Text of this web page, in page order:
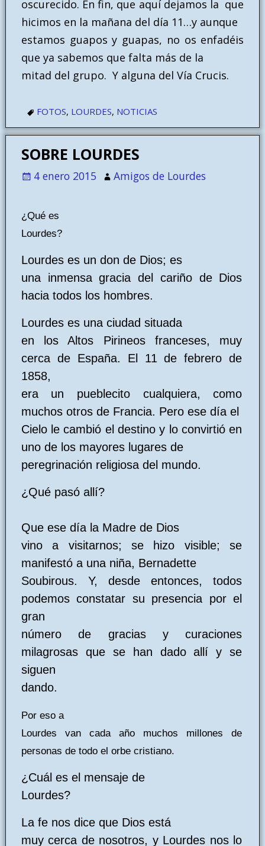
oscurecido. En fin, que aquí dejamos la que
hicimos en la mañana del día 11…y aunque
estamos guapos y guapas, no os enfadéis
que ya sabemos que falta más de la
mitad del grupo. Y alguna del Vía Crucis.
FOTOS, LOURDES, NOTICIAS
SOBRE LOURDES
4 enero 2015 Amigos de Lourdes
¿Qué es
Lourdes?
Lourdes es un don de Dios; es
una inmensa gracia del cariño de Dios
hacia todos los hombres.
Lourdes es una ciudad situada
en los Altos Pirineos franceses, muy
cerca de España. El 11 de febrero de
1858,
era un pueblecito cualquiera, como
muchos otros de Francia. Pero ese día el
Cielo le cambió el destino y lo convirtió en
uno de los mayores lugares de
peregrinación religiosa del mundo.
¿Qué pasó allí?
Que ese día la Madre de Dios
vino a visitarnos; se hizo visible; se
manifestó a una niña, Bernadette
Soubirous. Y, desde entonces, todos
podemos constatar su presencia por el
gran
número de gracias y curaciones
milagrosas que se han dado allí y se
siguen
dando.
Por eso a
Lourdes van cada año muchos millones de
personas de todo el orbe cristiano.
¿Cuál es el mensaje de
Lourdes?
La fe nos dice que Dios está
muy cerca de nosotros, y Lourdes nos lo